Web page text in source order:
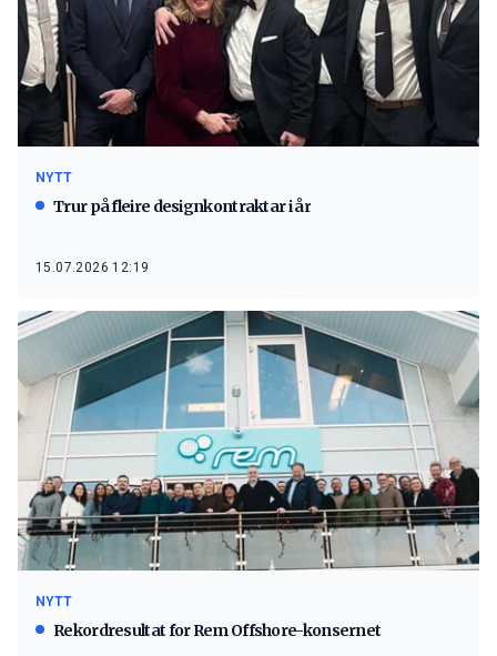
NYTT
Trur på fleire designkontraktar i år
15.07.2026 12:19
NYTT
Rekordresultat for Rem Offshore-konsernet